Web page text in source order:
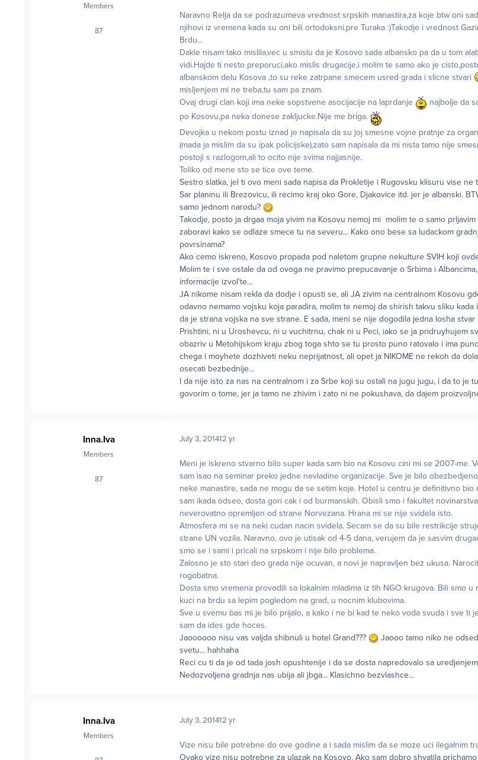
Members
87posts
Naravno Relja da se podrazumeva vrednost srpskih manastira,za koje btw oni
njihovi iz vremena kada su oni bili ortodoksni,pre Turaka :)Takodje i vrednost
Brdu...
Dakle nisam tako mislila,vec u smislu da je Kosovo sada albansko pa da u tom
vidi.Hajde ti nesto preporuci,ako mislis drugacije,i molim te samo ako je
albanskom delu Kosova ,to su reke zatrpane smecem usred grada i slicne stvari
misljenjem mi ne treba,tu sam pa znam.
Ovaj drugi clan koji ima neke sopstvene asocijacije na laprdanje
najbolje da
po Kosovu,pa neka donese zakljucke.Nije me briga.
Devojka u nekom postu iznad je napisala da su joj smesne vojne pratnje za
(mada ja mislim da su ipak policijske),zato sam napisala da mi nista tamo nije
postoji s razlogom,ali to ocito nije svima najjasnije.
Toliko od mene sto se tice ove teme.
Sestro slatka, jel ti ovo meni sada napisa da Prokletije i Rugovsku klisuru vise
Sar planinu ili Brezovicu, ili recimo kraj oko Gore, Djakovice itd. jer je albanski.
samo jednom narodu?
Takodje, posto ja drgaa moja yivim na Kosovu nemoj mi molim te o samo
zaboravi kako se odlaze smece tu na severu... Kako ono bese sa ludackom
povrsinama?
Ako cemo iskreno, Kosovo propada pod naletom grupne nekulture SVIH koji
Molim te i sve ostale da od ovoga ne pravimo prepucavanje o Srbima i
informacije izvol'te...
JA nikome nisam rekla da dodje i opusti se, ali JA zivim na centralnom Kosovu
odavno nemamo vojsku koja paradira, molim te nemoj da shirish takvu sliku kada
da je strana vojska na sve strane. E sada, meni se nije dogodila jedna losha
Prishtini, ni u Uroshevcu, ni u vuchitrnu, chak ni u Peci, iako se ja pridruyhujem
obazriv u Metohijskom kraju zbog toga shto se tu prosto puno ratovalo i ima
chega i moyhete dozhiveti neku neprijatnost, ali opet ja NIKOME ne rekoh da
osecati bezbednije...
I da nije isto za nas na centralnom i za Srbe koji su ostali na jugu jugu, i da to je
govorim o tome, jer ja tamo ne zhivim i zato ni ne pokushava, da dajem
Inna.Iva
Members
87posts
July 3, 201412 yr
Meni je iskreno stvarno bilo super kada sam bio na Kosovu cini mi se 2007-me.
sam isao na seminar preko jedne nevladine organizacije. Sve je bilo
neke manastire, sada ne mogu da se setim koje. Hotel u centru je definitivno bio
sam ikada odseo, dosta gori cak i od burmanskih. Obisli smo i fakultet
neverovatno opremljen od strane Norvezana. Hrana mi se nije svidela isto.
Atmosfera mi se na neki cudan nacin svidela. Secam se da su bile restrikcije
strane UN vozila. Naravno, ovo je utisak od 4-5 dana, verujem da je sasvim
smo se i sami i pricali na srpskom i nije bilo problema.
Zalosno je sto stari deo grada nije ocuvan, a novi je napravljen bez ukusa.
rogobatna.
Dosta smo vremena provodili sa lokalnim mladima iz tih NGO krugova. Bili smo
kuci na brdu sa lepim pogledom na grad, u nocnim klubovima.
Sve u svemu bas mi je bilo prijalo, a kako i ne bi kad te neko voda svuda i sve ti
sam da ides gde hoces.
Jaoooooo nisu vas valjda shibnuli u hotel Grand???
Jaooo tamo niko ne
svetu... hahhaha
Reci cu ti da je od tada josh opushtenije i da se dosta napredovalo sa
Nedozvoljena gradnja nas ubija ali jbga... Klasichno bezvlashce...
Inna.Iva
Members
July 3, 201412 yr
Vize nisu bile potrebne do ove godine a i sada mislim da se moze uci ilegalnim
Ovako vize nisu potrebne za ulazak na Kosovo. Ako sam dobro shvatila